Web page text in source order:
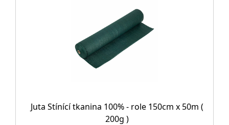
Juta Stínící tkanina 100% - role 150cm x 50m (
200g )